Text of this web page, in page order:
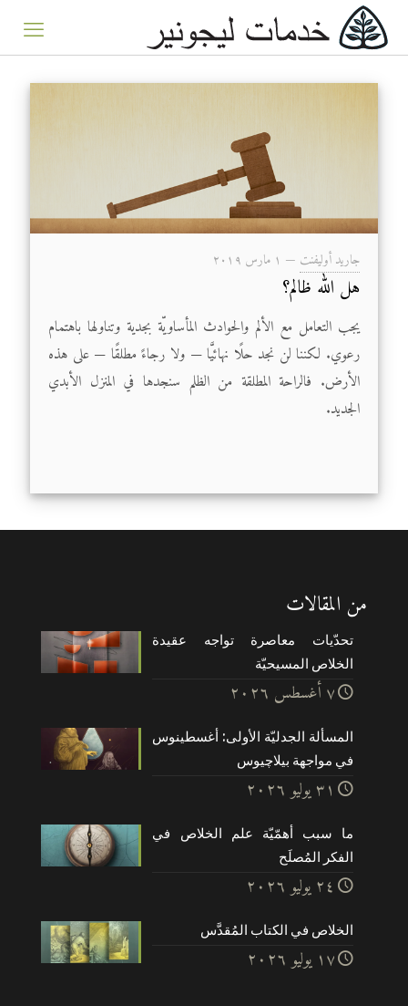
جاريد أوليفنت — ۱ مارس ۲۰۱۹
هل الله ظالم؟
يجب التعامل مع الألم والحوادث المأساويّة بجدية وتناولها باهتمام
رعوي. لكننا لن نجد حلًا نهائيَّا — ولا رجاءً مطلقًا — على هذه
الأرض. فالراحة المطلقة من الظلم سنجدها في المنزل الأبدي
الجديد.
من المقالات
تحدّيات معاصرة تواجه عقيدة
الخلاص المسيحيّة
۷ أغسطس ۲۰۲٦
المسألة الجدليّة الأولى: أغسطينوس
في مواجهة بيلاچيوس
۳۱ يوليو ۲۰۲٦
ما سبب أهمّيّة علم الخلاص في
الفكر المُصلَح
۲٤ يوليو ۲۰۲٦
الخلاص في الكتاب المُقدَّس
۱۷ يوليو ۲۰۲٦